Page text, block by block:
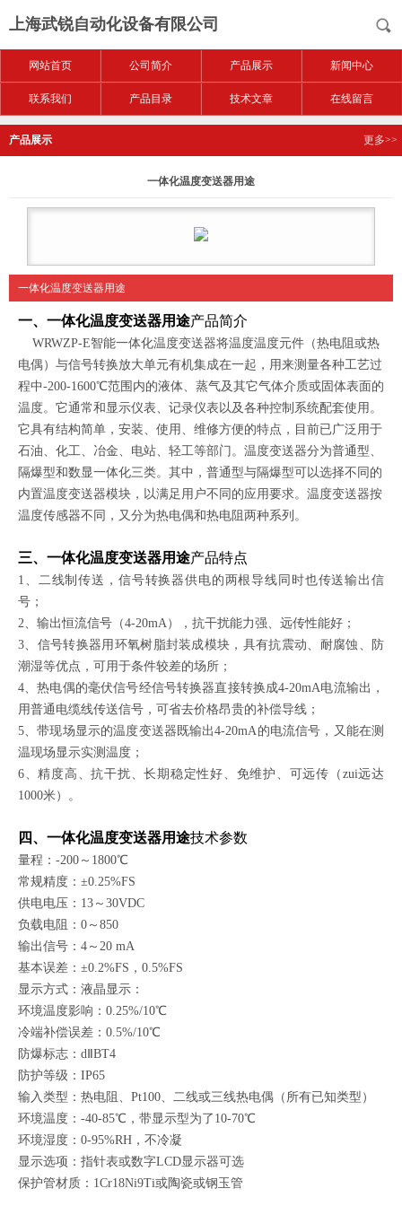
上海武锐自动化设备有限公司
网站首页 公司简介 产品展示 新闻中心
联系我们 产品目录 技术文章 在线留言
产品展示 更多>>
一体化温度变送器用途
一体化温度变送器用途
一、一体化温度变送器用途产品简介
WRWZP-E智能一体化温度变送器将温度温度元件（热电阻或热
电偶）与信号转换放大单元有机集成在一起，用来测量各种工艺过
程中-200-1600℃范围内的液体、蒸气及其它气体介质或固体表面的
温度。它通常和显示仪表、记录仪表以及各种控制系统配套使用。
它具有结构简单，安装、使用、维修方便的特点，目前已广泛用于
石油、化工、冶金、电站、轻工等部门。温度变送器分为普通型、
隔爆型和数显一体化三类。其中，普通型与隔爆型可以选择不同的
内置温度变送器模块，以满足用户不同的应用要求。温度变送器按
温度传感器不同，又分为热电偶和热电阻两种系列。
三、一体化温度变送器用途产品特点
1、二线制传送，信号转换器供电的两根导线同时也传送输出信
号；
2、输出恒流信号（4-20mA），抗干扰能力强、远传性能好；
3、信号转换器用环氧树脂封装成模块，具有抗震动、耐腐蚀、防
潮湿等优点，可用于条件较差的场所；
4、热电偶的毫伏信号经信号转换器直接转换成4-20mA电流输出，
用普通电缆线传送信号，可省去价格昂贵的补偿导线；
5、带现场显示的温度变送器既输出4-20mA的电流信号，又能在测
温现场显示实测温度；
6、精度高、抗干扰、长期稳定性好、免维护、可远传（zui远达
1000米）。
四、一体化温度变送器用途技术参数
量程：-200～1800℃
常规精度：±0.25%FS
供电电压：13～30VDC
负载电阻：0～850
输出信号：4～20 mA
基本误差：±0.2%FS，0.5%FS
显示方式：液晶显示：
环境温度影响：0.25%/10℃
冷端补偿误差：0.5%/10℃
防爆标志：dⅡBT4
防护等级：IP65
输入类型：热电阻、Pt100、二线或三线热电偶（所有已知类型）
环境温度：-40-85℃，带显示型为了10-70℃
环境湿度：0-95%RH，不冷凝
显示选项：指针表或数字LCD显示器可选
保护管材质：1Cr18Ni9Ti或陶瓷或钢玉管